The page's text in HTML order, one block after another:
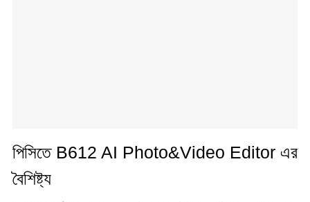
পিসিতে B612 AI Photo&Video Editor এর
বৈশিষ্ট্য